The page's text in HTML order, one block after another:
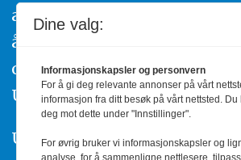
av urettmessig publisering,
å ta kontakt med
også klage inn saker til
Utvalg,www.pfu.no.
Utgiver: PBL
Dine valg:
Informasjonskapsler og personvern
For å gi deg relevante annonser på vårt
informasjon fra ditt besøk på vårt nettsted. Du
deg mot dette under "Innstillinger".
For øvrig bruker vi informasjonskapsler og
analyse, for å sammenligne nettlesere,